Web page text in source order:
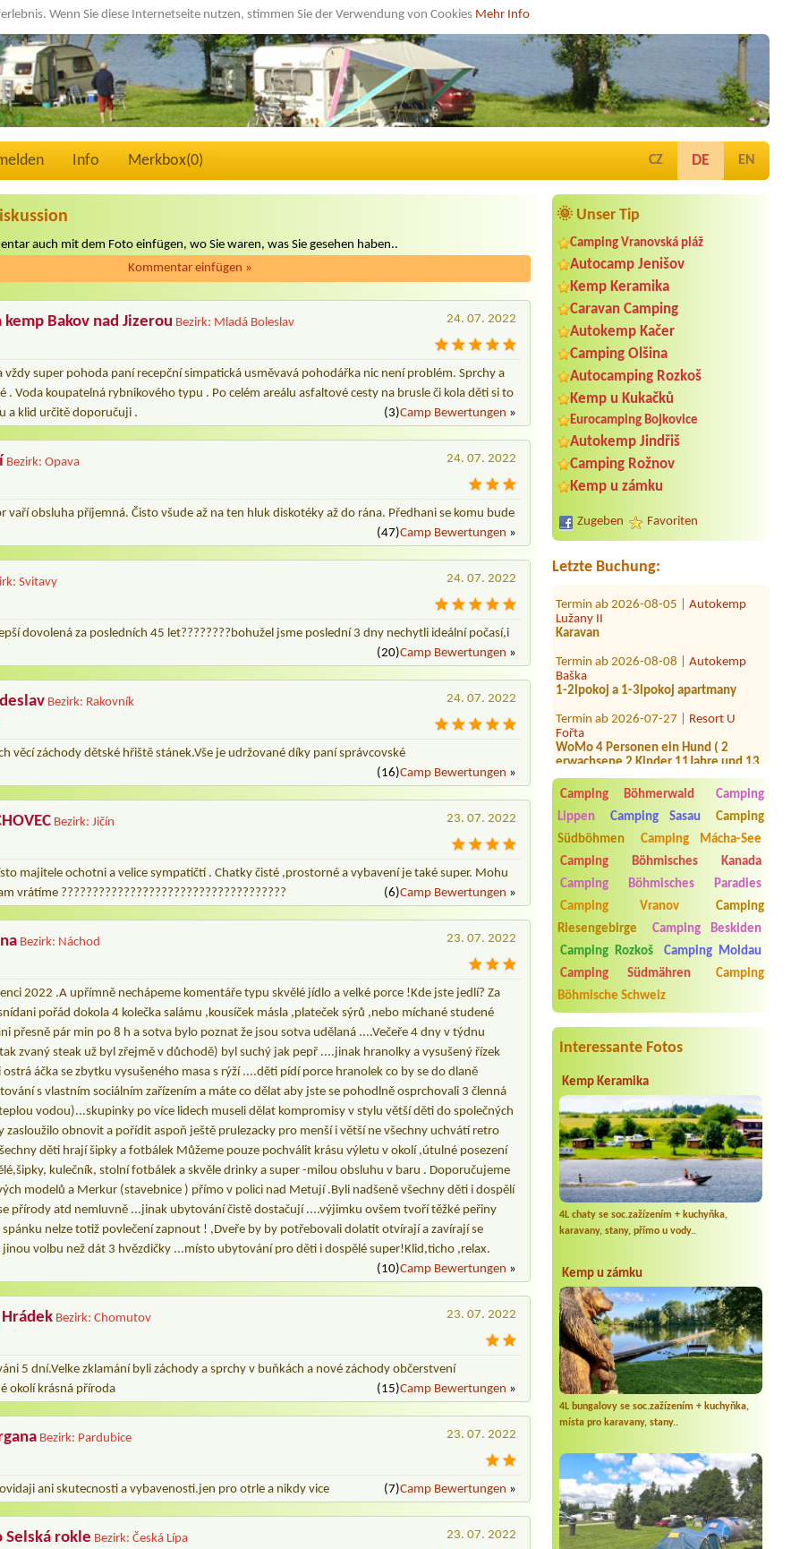
Wenn Sie diese Internetseite nutzen, stimmen Sie der Verwendung von Cookies Mehr Info
Info Merkbox(0) CZ DE EN
🌞 Unser Tip
Camping Vranovská pláž
Autocamp Jenišov
Kemp Keramika
Caravan Camping
Autokemp Kačer
Camping Olšina
Autocamping Rozkoš
Kemp u Kukačků
Eurocamping Bojkovice
Autokemp Jindřiš
Camping Rožnov
Kemp u zámku
Zugeben Favoriten
Letzte Buchung:
Termin ab 2026-08-20 |
Ždáň
Termin ab 2026-08-15 |Kemp Radost
Lužany II
Karavan
Termin ab 2026-08-08 |
Baška
1-2lpokoj a 1-3lpokoj apartmany
Termin ab 2026-07-27 |Resort U
Fořta
WoMo 4 Personen ein Hund ( 2
erwachsene 2 Kinder 11Jahre und 13
Jahre )Wohnmobil
Termin ab 2026-08-07 |
Nahořany
1 místo
Termin ab 2026-07-31 |Koupaliště
Lido
4b Bungalow
Termin ab 2026-08-02 |
Paraplíčko
veřejné tábořiště
3osoby+pes,stan
Termin ab 2026-08-05 |Kemp Josef
1 velký stan4auta, 8 osob
Termin ab 2026-07-31 |
Hejnice
4B Hütte 3 Erwachsene 1 Kind
Camping Böhmerwald
Camping
Lippen
Camping Sasau
Camping
Südböhmen
Camping Mácha-See
Camping Böhmisches Kanada
Camping Böhmisches Paradies
Camping Vranov
Camping
Riesengebirge
Camping Beskiden
Camping Rozkoš
Camping Moldau
Camping Südmähren
Camping
Böhmische Schweiz
Interessante Fotos
Kemp Keramika
4L chaty se soc.zažízením + kuchyňka,
karavany, stany, přímo u vody..
Kemp u zámku
4L bungalovy se soc.zažízením + kuchyňka,
místa pro karavany, stany..
auch mit dem Foto einfügen, wo Sie waren, was Sie gesehen haben..
Kommentar einfügen »
Bakov nad Jizerou Bezirk: Mladá Boleslav
24. 07. 2022
vždy super pohoda paní recepční simpatická usměvavá pohodářka nic není problém. Sprchy a
. Voda koupatelná rybnikového typu . Po celém areálu asfaltové cesty na brusle či kola děti si to
a klid určitě doporučuji .
(3)Camp Bewertungen »
Bezirk: Opava
24. 07. 2022
vaří obsluha příjemná. Čisto všude až na ten hluk diskotéky až do rána. Předhani se komu bude
(47)Camp Bewertungen »
Svitavy
24. 07. 2022
dovolená za posledních 45 let????????bohužel jsme poslední 3 dny nechytli ideální počasí,i
(20)Camp Bewertungen »
Bezirk: Rakovník
24. 07. 2022
věcí záchody dětské hřiště stánek.Vše je udržované díky paní správcovské
(16)Camp Bewertungen »
Bezirk: Jičín
23. 07. 2022
majitele ochotni a velice sympatičtí . Chatky čisté ,prostorné a vybavení je také super. Mohu
vrátíme ????????????????????????????????????
(6)Camp Bewertungen »
Bezirk: Náchod
23. 07. 2022
2022 .A upřímně nechápeme komentáře typu skvělé jídlo a velké porce !Kde jste jedlí? Za
pořád dokola 4 kolečka salámu ,kousíček másla ,plateček sýrů ,nebo míchané studené
přesně pár min po 8 h a sotva bylo poznat že jsou sotva udělaná ....Večeře 4 dny v týdnu
zvaný steak už byl zřejmě v důchodě) byl suchý jak pepř ....jinak hranolky a vysušený řízek
áčka se zbytku vysušeného masa s rýží ....děti pídí porce hranolek co by se do dlaně
s vlastním sociálním zařízením a máte co dělat aby jste se pohodlně osprchovali 3 členná
vodou)...skupinky po více lidech museli dělat kompromisy v stylu větší děti do společných
zasloužilo obnovit a pořídit aspoň ještě prulezacky pro menší i větší ne všechny uchvátí retro
děti hrají šipky a fotbálek Můžeme pouze pochválit krásu výletu v okolí ,útulné posezení
kulečník, stolní fotbálek a skvěle drinky a super -milou obsluhu v baru . Doporučujeme
modelů a Merkur (stavebnice ) přímo v polici nad Metují .Byli nadšeně všechny děti i dospělí
přírody atd nemluvně ...jinak ubytování čistě dostačují ....výjimku ovšem tvoří těžké peřiny
spánku nelze totiž povlečení zapnout ! ,Dveře by by potřebovali dolatit otvírají a zavírají se
volbu než dát 3 hvězdičky ...místo ubytování pro děti i dospělé super!Klid,ticho ,relax.
(10)Camp Bewertungen »
Bezirk: Chomutov
23. 07. 2022
5 dní.Velke zklamání byli záchody a sprchy v buňkách a nové záchody občerstvení
okolí krásná příroda
(15)Camp Bewertungen »
Bezirk: Pardubice
23. 07. 2022
ani skutecnosti a vybavenosti.jen pro otrle a nikdy vice (7)Camp Bewertungen »
Selská rokle Bezirk: Česká Lípa
23. 07. 2022